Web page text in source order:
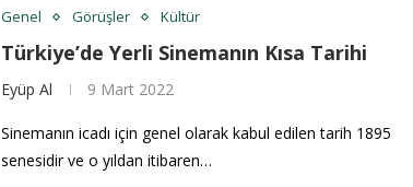
Genel Görüşler Kültür
Türkiye’de Yerli Sinemanın Kısa Tarihi
Eyüp Al 9 Mart 2022
Sinemanın icadı için genel olarak kabul edilen tarih 1895
senesidir ve o yıldan itibaren…